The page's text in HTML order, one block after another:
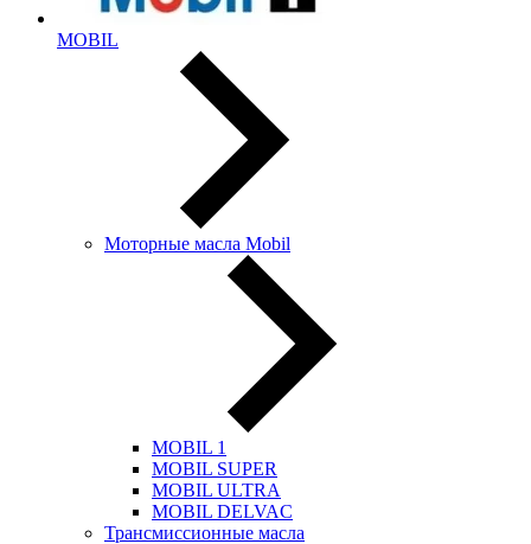
MOBIL
Моторные масла Mobil
MOBIL 1
MOBIL SUPER
MOBIL ULTRA
MOBIL DELVAC
Трансмиссионные масла